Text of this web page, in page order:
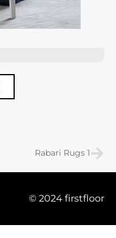
Rabari Rugs 1
© 2024 firstfloor